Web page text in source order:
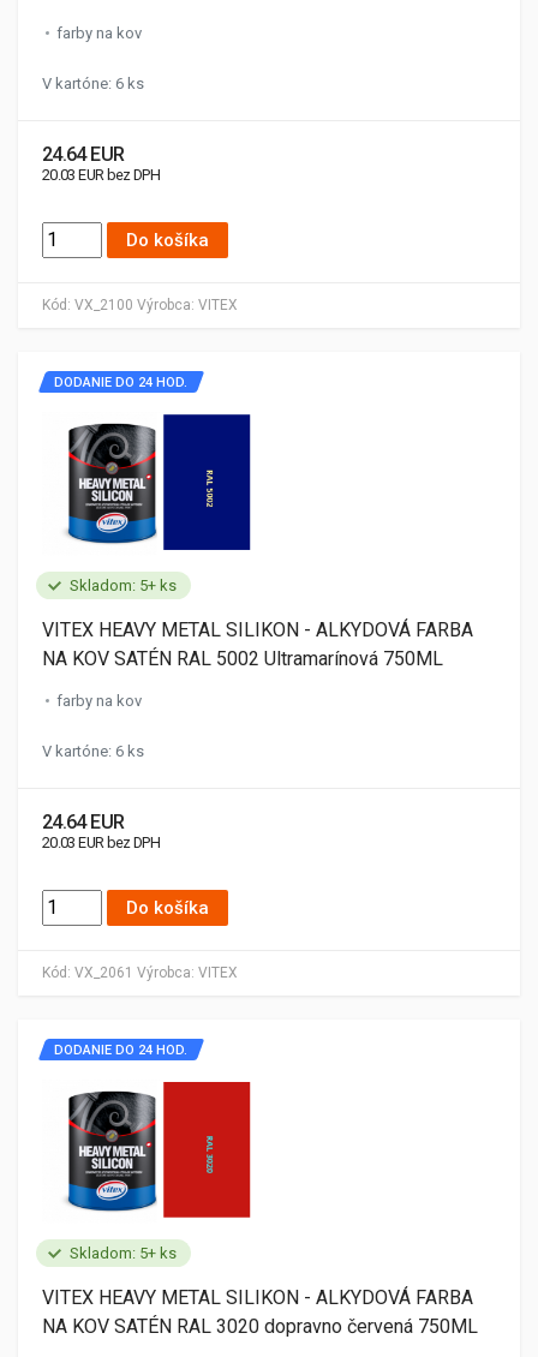
Kód: VX_2100 Výrobca: VITEX
farby na kov
V kartóne: 6 ks
24.64 EUR
20.03 EUR bez DPH
Do košíka
Skladom: 5+ ks
Kód: VX_2061 Výrobca: VITEX
DODANIE DO 24 HOD.
VITEX HEAVY METAL SILIKON - ALKYDOVÁ FARBA
NA KOV SATÉN RAL 5002 Ultramarínová 750ML
farby na kov
V kartóne: 6 ks
24.64 EUR
20.03 EUR bez DPH
Do košíka
Skladom: 5+ ks
DODANIE DO 24 HOD.
VITEX HEAVY METAL SILIKON - ALKYDOVÁ FARBA
NA KOV SATÉN RAL 3020 dopravno červená 750ML